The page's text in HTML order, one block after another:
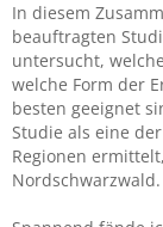
In diesem
beauftragten
untersucht,
welche Form der
besten geeignet
Studie als eine
Regionen
Nordschwarzwald.